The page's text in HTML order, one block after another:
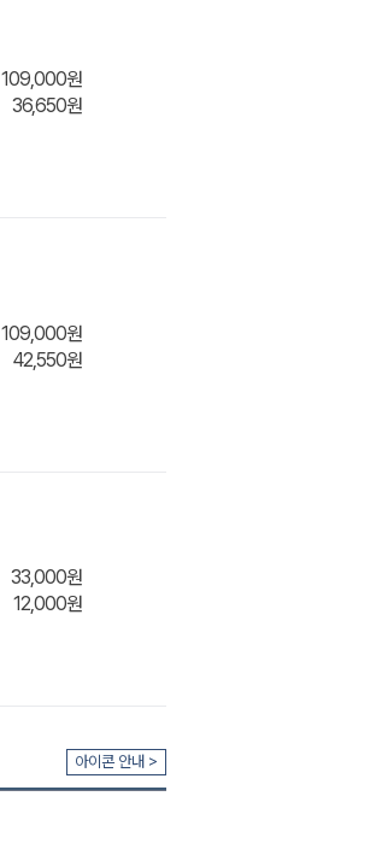
109,000원
36,650원
109,000원
42,550원
33,000원
12,000원
아이콘 안내 >